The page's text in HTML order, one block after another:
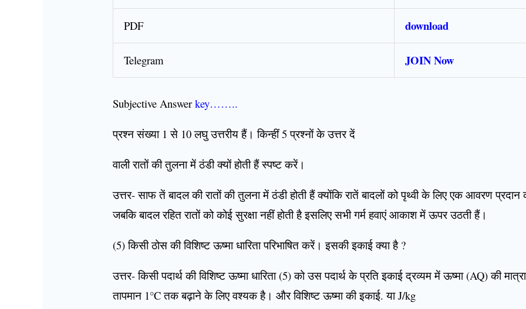
PDF download
Telegram JOIN Now
Subjective Answerkey……..
प्रश्न संख्या 1 से 10 लघु उत्तरीय हैं। किन्हीं 5 प्रश्नों के उत्तर दें
वाली रातों की तुलना में ठंडी क्यों होती हैं स्पष्ट करें।
उत्तर- साफ तें बादल की रातों की तुलना में ठंडी होती हैं क्योंकि रातें बादलों को पृथ्वी के लिए एक आवरण
जबकि बादल रहित रातों को कोई सुरक्षा नहीं होती है इसलिए सभी गर्म हवाएं आकाश में ऊपर उठती हैं।
(5) किसी ठोस की विशिष्ट ऊष्मा धारिता परिभाषित करें। इसकी इकाई क्या है ?
उत्तर- किसी पदार्थ की विशिष्ट ऊष्मा धारिता (5) को उस पदार्थ के प्रति इकाई द्रव्यम में ऊष्मा (AQ) की
तापमान 1°C तक बढ़ाने के लिए वश्यक है। और विशिष्ट ऊष्मा की इकाई. या J/kg